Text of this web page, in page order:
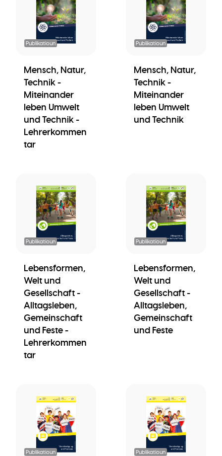
Publikatioun
Mensch, Natur,
Technik -
Miteinander
leben Umwelt
und Technik -
Lehrerkommen
tar
Publikatioun
Mensch, Natur,
Technik -
Miteinander
leben Umwelt
und Technik
Publikatioun
Lebensformen,
Welt und
Gesellschaft -
Alltagsleben,
Gemeinschaft
und Feste -
Lehrerkommen
tar
Publikatioun
Lebensformen,
Welt und
Gesellschaft -
Alltagsleben,
Gemeinschaft
und Feste
Publikatioun Publikatioun